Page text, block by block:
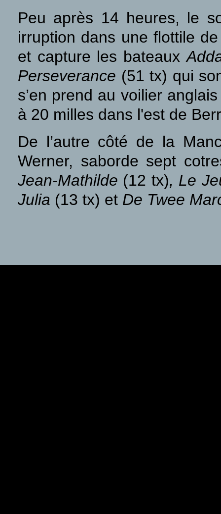
Peu après 14 heures, le
irruption dans une flottile
et capture les bateaux
Perseverance (51 tx) qui
s’en prend au voilier
à 20 milles dans l'est de
De l’autre côté de la
Werner, saborde sept
Jean-Mathilde (12 tx), Le
Julia (13 tx) et De Twee